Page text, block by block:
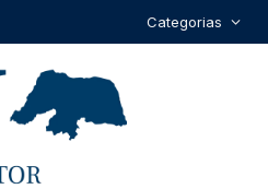
Categorias